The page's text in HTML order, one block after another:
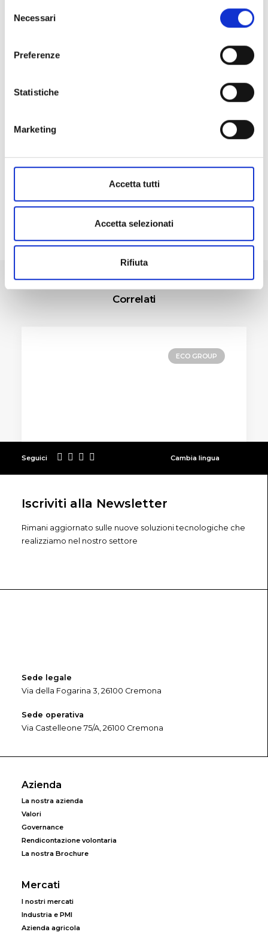
delNecessari
Preferenze
Statistiche
Marketing
Accetta tutti
Accetta selezionati
Rifiuta
analizzeremo la tua situazione e ti
accompagneremo passo dopo passo, dall’idea
iniziale alla realizzazione dell’impianto, fino alla
gestione della pratica per ottenere il contributo,
Correlati
ECO GROUP
30.04.2026
OPEN SB e la Diocesi di Cremona
al centro dello sviluppo delle
Seguici Cambia lingua
Iscriviti alla Newsletter
Rimani aggiornato sulle nuove soluzioni tecnologiche che
realizziamo nel nostro settore
Sede legale
Via della Fogarina 3, 26100 Cremona
Sede operativa
Via Castelleone 75/A, 26100 Cremona
Azienda
La nostra azienda
Valori
Governance
Rendicontazione volontaria
La nostra Brochure
Mercati
I nostri mercati
Industria e PMI
Azienda agricola